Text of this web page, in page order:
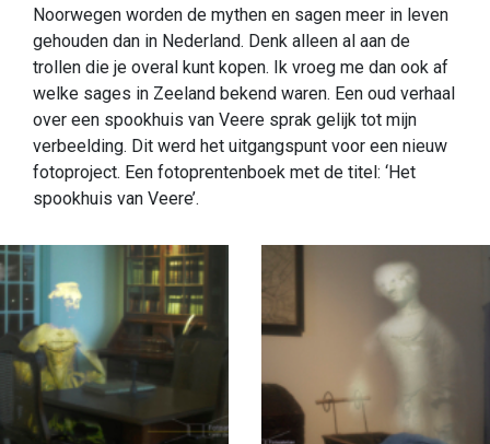
Noorwegen worden de mythen en sagen meer in leven
gehouden dan in Nederland. Denk alleen al aan de
trollen die je overal kunt kopen. Ik vroeg me dan ook af
welke sages in Zeeland bekend waren. Een oud verhaal
over een spookhuis van Veere sprak gelijk tot mijn
verbeelding. Dit werd het uitgangspunt voor een nieuw
fotoproject. Een fotoprentenboek met de titel: ‘Het
spookhuis van Veere’.